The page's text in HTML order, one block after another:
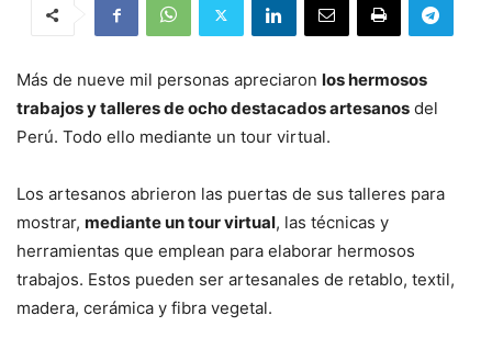
Más de nueve mil personas apreciaron los hermosos
trabajos y talleres de ocho destacados artesanos del
Perú. Todo ello mediante un tour virtual.
Los artesanos abrieron las puertas de sus talleres para
mostrar, mediante un tour virtual, las técnicas y
herramientas que emplean para elaborar hermosos
trabajos. Estos pueden ser artesanales de retablo, textil,
madera, cerámica y fibra vegetal.